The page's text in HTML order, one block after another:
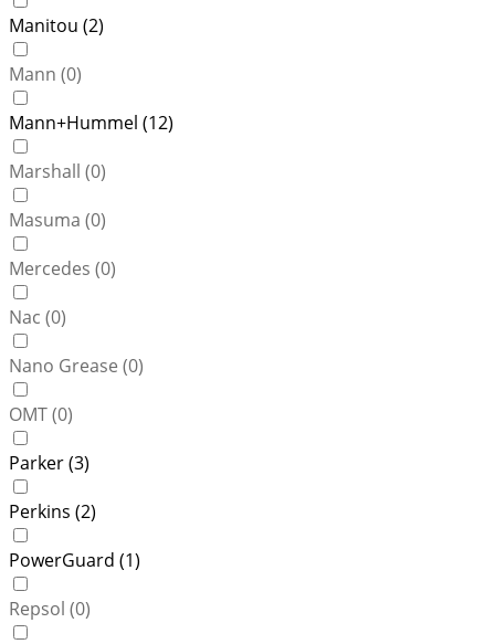
Manitou (2)
Mann (0)
Mann+Hummel (12)
Marshall (0)
Masuma (0)
Mercedes (0)
Nac (0)
Nano Grease (0)
OMT (0)
Parker (3)
Perkins (2)
PowerGuard (1)
Repsol (0)